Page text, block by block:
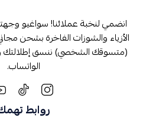
انضمي لنخبة عملائنا! سواغيو
الأزياء والشوزات الفاخرة بشحن
(متسوقك الشخصي) ننسق إطلالتك
الواتساب.
روابط تهمك